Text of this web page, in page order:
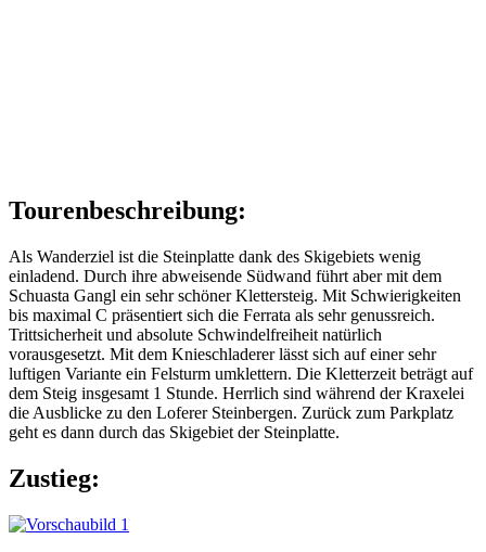
Tourenbeschreibung:
Als Wanderziel ist die Steinplatte dank des Skigebiets wenig
einladend. Durch ihre abweisende Südwand führt aber mit dem
Schuasta Gangl ein sehr schöner Klettersteig. Mit Schwierigkeiten
bis maximal C präsentiert sich die Ferrata als sehr genussreich.
Trittsicherheit und absolute Schwindelfreiheit natürlich
vorausgesetzt. Mit dem Knieschladerer lässt sich auf einer sehr
luftigen Variante ein Felsturm umklettern. Die Kletterzeit beträgt auf
dem Steig insgesamt 1 Stunde. Herrlich sind während der Kraxelei
die Ausblicke zu den Loferer Steinbergen. Zurück zum Parkplatz
geht es dann durch das Skigebiet der Steinplatte.
Zustieg: